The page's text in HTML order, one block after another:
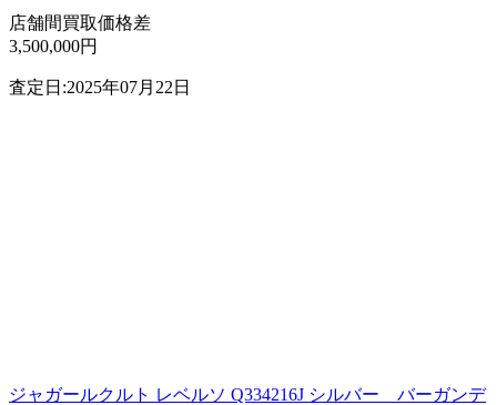
店舗間買取価格差
3,500,000円
査定日:2025年07月22日
ジャガールクルト レベルソ Q334216J シルバー バーガンデ